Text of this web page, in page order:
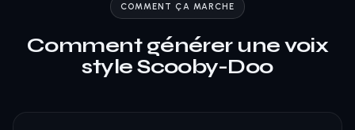
COMMENT ÇA MARCHE
Comment générer une voix
style Scooby-Doo